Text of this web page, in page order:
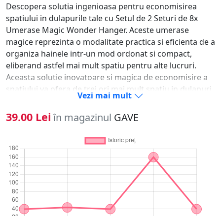
Descopera solutia ingenioasa pentru economisirea
spatiului in dulapurile tale cu Setul de 2 Seturi de 8x
Umerase Magic Wonder Hanger. Aceste umerase
magice reprezinta o modalitate practica si eficienta de a
organiza hainele intr-un mod ordonat si compact,
eliberand astfel mai mult spatiu pentru alte lucruri.
Aceasta solutie inovatoare si magica de economisire a
spatiului va ofera de trei ori mai mult spatiu in dulapuri,
pastrand in acelasi timp camasile, pantalonii si bluzele
netede si fara cute. Fiecare cuier rezistent poate tine
pana la 10 kg de haine. Organizarea dulapului
dumneavoastra nu a fost niciodata mai usoara sau mai
rapida decat cu Wonder Hanger! Cand dublezi fiecare
slot, poti stoca pana la 80 de articole de imbracaminte!
Singura intrebare este ce veti face cu tot spatiul nou
creat! Fie ca ai un dulap mic sau pur si simplu doresti sa
maximizezi spatiul disponibil, umerasele Magic Wonder
Hanger sunt alegerea ideala. Fiecare set contine 8
Vezi mai mult
39.00 Lei în magazinul GAVE